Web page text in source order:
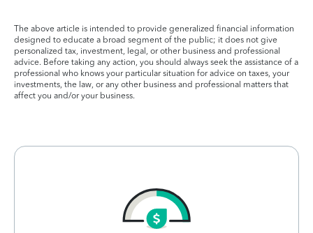
The above article is intended to provide generalized financial information
designed to educate a broad segment of the public; it does not give
personalized tax, investment, legal, or other business and professional
advice. Before taking any action, you should always seek the assistance of a
professional who knows your particular situation for advice on taxes, your
investments, the law, or any other business and professional matters that
affect you and/or your business.